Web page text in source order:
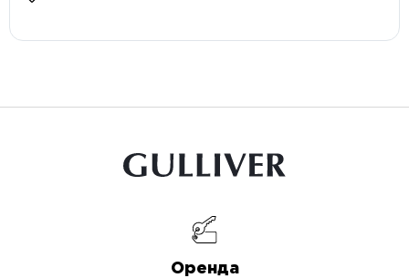
Оренда